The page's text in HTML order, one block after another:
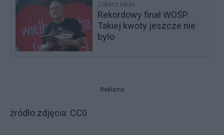
Zobacz także
Rekordowy finał WOŚP.
Takiej kwoty jeszcze nie
było
Reklama
źródło zdjęcia: CC0